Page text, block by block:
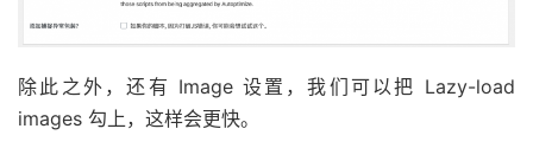
除此之外，还有 Image 设置，我们可以把 Lazy-load
images 勾上，这样会更快。